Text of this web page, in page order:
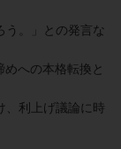
う。」との発言な
への本格転換と
、利上げ議論に時